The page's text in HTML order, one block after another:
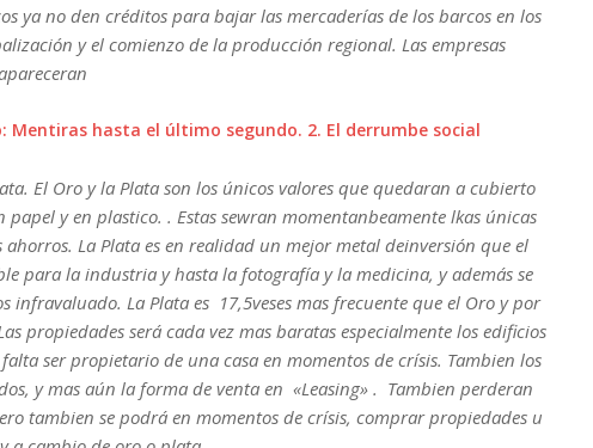
ya no den créditos para bajar las mercaderías de los barcos en los
y el comienzo de la producción regional. Las empresas
Mentiras hasta el último segundo. 2. El derrumbe social
El Oro y la Plata son los únicos valores que quedaran a cubierto
y en plastico. . Estas sewran momentanbeamente lkas únicas
La Plata es en realidad un mejor metal deinversión que el
para la industria y hasta la fotografía y la medicina, y además se
infravaluado. La Plata es 17,5veses mas frecuente que el Oro y por
propiedades será cada vez mas baratas especialmente los edificios
ser propietario de una casa en momentos de crísis. Tambien los
y mas aún la forma de venta en «Leasing» . Tambien perderan
tambien se podrá en momentos de crísis, comprar propiedades u